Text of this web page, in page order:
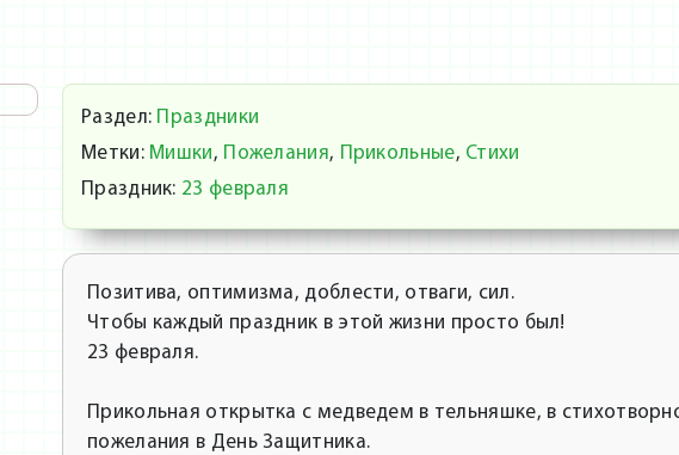
Раздел: Праздники
Метки: Мишки, Пожелания, Прикольные, Стихи
Праздник: 23 февраля
Позитива, оптимизма, доблести, отваги, сил.
Чтобы каждый праздник в этой жизни просто был!
23 февраля.
Прикольная открытка с медведем в тельняшке, в
пожелания в День Защитника.